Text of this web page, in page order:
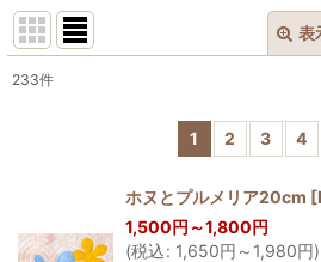
表
並び順:
233件
1 2 3 4
ホヌとプルメリア20cm [
1,500円 ～1,800円
(税込: 1,650円 ～1,980円)